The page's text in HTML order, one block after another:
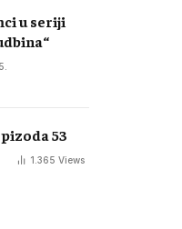
u seriji
53
1.365 Views